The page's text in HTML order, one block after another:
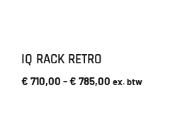
IQ RACK RETRO
€ 710,00 -€ 785,00 Prijsklasse:
ex. btw